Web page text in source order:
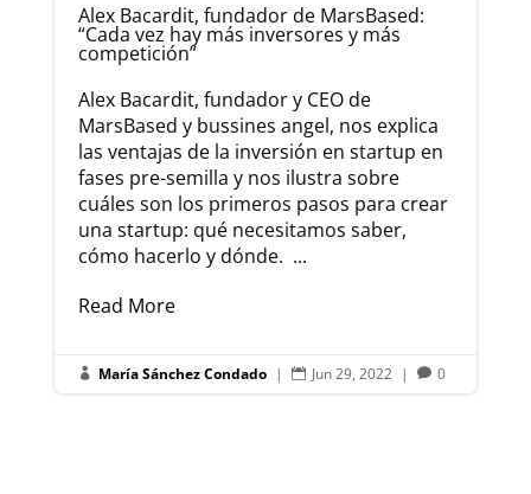
Alex Bacardit, fundador de MarsBased:
“Cada vez hay más inversores y más
competición”
Alex Bacardit, fundador y CEO de
MarsBased y bussines angel, nos explica
las ventajas de la inversión en startup en
fases pre-semilla y nos ilustra sobre
cuáles son los primeros pasos para crear
una startup: qué necesitamos saber,
cómo hacerlo y dónde. ...
Read More
 María Sánchez Condado |  Jun 29, 2022 |  0